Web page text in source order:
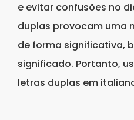
e evitar confusões no
duplas provocam uma
de forma significativa,
significado. Portanto,
letras duplas em